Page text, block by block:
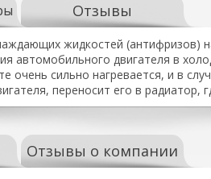
Отзывы
жидкостей (антифризов)
автомобильного двигателя в
сильно нагревается, и в
переносит его в
Отзывы о компании